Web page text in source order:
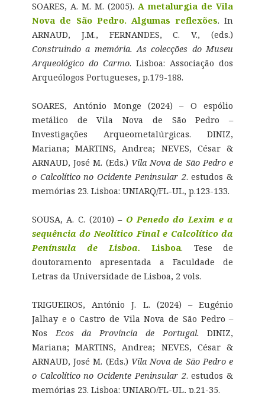
SOARES, A. M. M. (2005).A metalurgia de Vila
Nova de São Pedro. Algumas reflexões. In
ARNAUD, J.M., FERNANDES, C. V., (eds.)
Construindo a memória. As colecções do Museu
Arqueológico do Carmo. Lisboa: Associação dos
Arqueólogos Portugueses, p.179-188.
SOARES, António Monge (2024) – O espólio
metálico de Vila Nova de São Pedro –
Investigações Arqueometalúrgicas. DINIZ,
Mariana; MARTINS, Andrea; NEVES, César &
ARNAUD, José M. (Eds.) Vila Nova de São Pedro e
o Calcolítico no Ocidente Peninsular 2. estudos &
memórias 23. Lisboa: UNIARQ/FL-UL, p.123-133.
SOUSA, A. C. (2010) – O Penedo do Lexim e a
sequência do Neolítico Final e Calcolítico da
Península de Lisboa. Lisboa. Tese de
doutoramento apresentada a Faculdade de
Letras da Universidade de Lisboa, 2 vols.
TRIGUEIROS, António J. L. (2024) – Eugénio
Jalhay e o Castro de Vila Nova de São Pedro –
NosEcos da Província de Portugal.DINIZ,
Mariana; MARTINS, Andrea; NEVES, César &
ARNAUD, José M. (Eds.) Vila Nova de São Pedro e
o Calcolítico no Ocidente Peninsular 2. estudos &
memórias 23. Lisboa: UNIARQ/FL-UL, p.21-35.